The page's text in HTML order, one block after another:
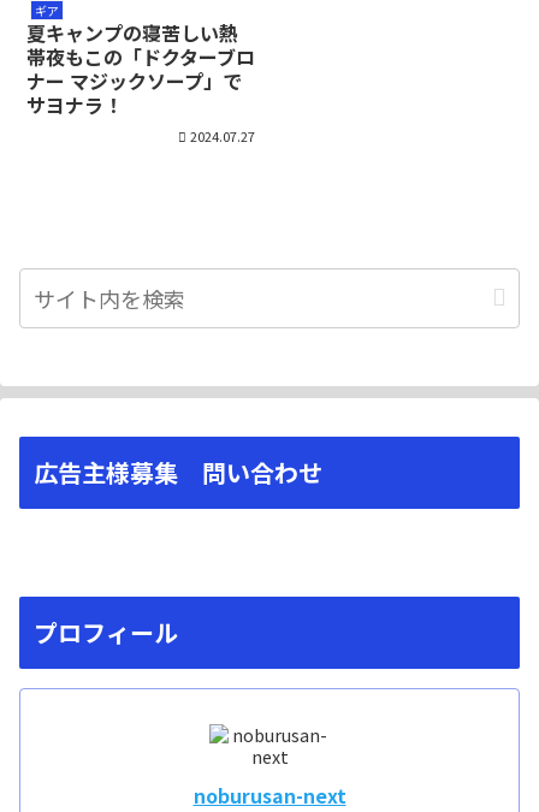
ギア
夏キャンプの寝苦しい熱
帯夜もこの「ドクターブロ
ナー マジックソープ」で
サヨナラ！
2024.07.27
広告主様募集 問い合わせ
プロフィール
noburusan-next